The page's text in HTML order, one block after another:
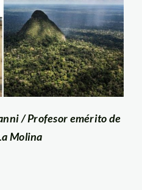
/ Profesor emérito de
Molina